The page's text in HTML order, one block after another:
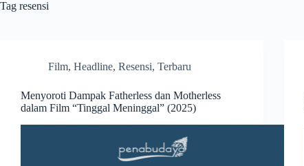
Tag resensi
Film, Headline, Resensi, Terbaru
Menyoroti Dampak Fatherless dan Motherless
dalam Film “Tinggal Meninggal” (2025)